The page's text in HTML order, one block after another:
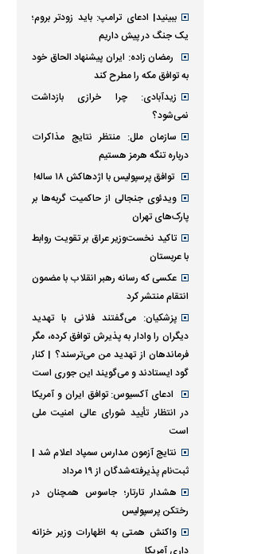
ببینید| ادعای ترامپ: باید زودتر بروم؛
یک جنگ در پیش داریم
رمضان زاده: ایران پیشنهاد الحاق خود
به توافق مکه را مطرح کند
زیدآبادی: چرا خرازی بازداشت
نمی‌شود؟
سازمان ملل: منتظر نتایج مذاکرات
درباره تنگه هرمز هستیم
توافق پرسپولیس با اژدهاکش ۱۸ ساله!
ویدئوی جنجالی از حاکمیت گربه‌ها بر
پارک‌های تهران
تاکید نخست‌وزیر عراق بر تقویت روابط
با عربستان
عکسی که رسانه رهبر انقلاب با مضمون
انتقام منتشر کرد
پزشکیان: می‌گفتند فلانی با تهدید
دیگران را وادار به پذیرش توافق کرده، مگر
فرماندهان از تهدید من می‌ترسند؟ | کنار
گود ایستادند و می‌گویند این جوری است
ادعای آکسیوس: توافق ایران و آمریکا
در انتظار تأیید شورای عالی امنیت ملی
است
نتایج آزمون مدارس سمپاد اعلام شد |
ثبت‌نام پذیرفته‌شدگان از ۱۹ مرداد
هشدار تارتار؛ جاسوس همچنان در
رختکن پرسپولیس
واکنش همتی به اظهارات وزیر خزانه
داری آمریکا